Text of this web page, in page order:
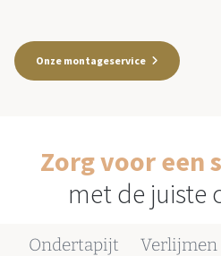
Onze montageservice
Zorg voor een
met de juiste
Ondertapijt Verlijmen